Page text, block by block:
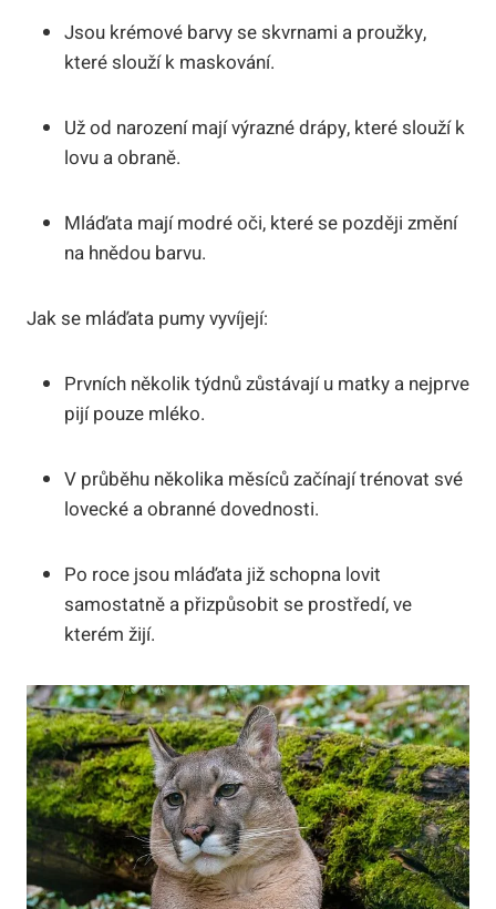
Jsou krémové barvy se skvrnami a proužky,
které slouží k maskování.
Už od narození mají výrazné drápy, které slouží k
lovu a obraně.
Mláďata mají modré oči, které se později změní
na hnědou barvu.
Jak se mláďata pumy vyvíjejí:
Prvních několik týdnů zůstávají u matky a nejprve
pijí pouze mléko.
V průběhu několika měsíců začínají trénovat své
lovecké a obranné dovednosti.
Po roce jsou mláďata již schopna lovit
samostatně a přizpůsobit se prostředí, ve
kterém žijí.